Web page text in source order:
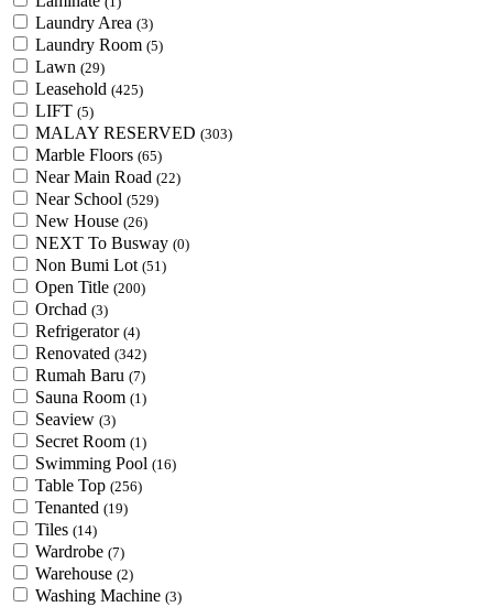
Laundry Area (3)
Laundry Room (5)
Lawn (29)
Leasehold (425)
LIFT (5)
MALAY RESERVED (303)
Marble Floors (65)
Near Main Road (22)
Near School (529)
New House (26)
NEXT To Busway (0)
Non Bumi Lot (51)
Open Title (200)
Orchad (3)
Refrigerator (4)
Renovated (342)
Rumah Baru (7)
Sauna Room (1)
Seaview (3)
Secret Room (1)
Swimming Pool (16)
Table Top (256)
Tenanted (19)
Tiles (14)
Wardrobe (7)
Warehouse (2)
Washing Machine (3)